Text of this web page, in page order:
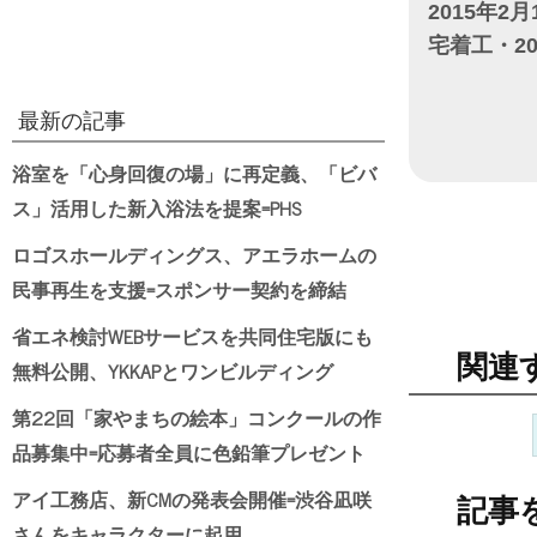
2015年2
宅着工・
関連
記事
最新の記事
浴室を「心身回復の場」に再定義、「ビバ
ス」活用した新入浴法を提案=PHS
ロゴスホールディングス、アエラホームの
民事再生を支援=スポンサー契約を締結
省エネ検討WEBサービスを共同住宅版にも
無料公開、YKKAPとワンビルディング
第22回「家やまちの絵本」コンクールの作
品募集中=応募者全員に色鉛筆プレゼント
アイ工務店、新CMの発表会開催=渋谷凪咲